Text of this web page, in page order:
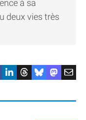
à sa
deux vies très